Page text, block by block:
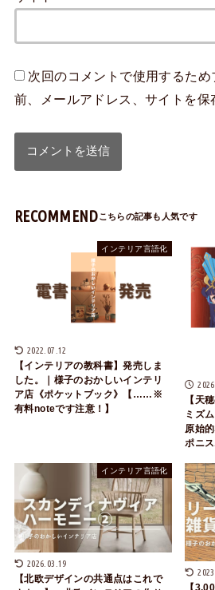
次回のコメントで使用するた
前、メールアドレス、サイトを保
RECOMMEND
インテリア言語化
2022.07.12
【インテリアの教科書】発売しま
した。｜様子のおかしいインテリ
ア店《ポケットブック》【……※
有料noteです注意！】
【天
ミズ
原始
ポニス
インテリア言語化
2026.03.19
【北欧デザインの共通点はこれで
【